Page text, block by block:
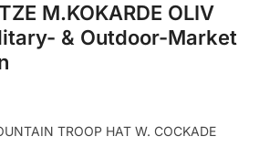
M.KOKARDE OLIV
& Outdoor-Market
TROOP HAT W. COCKADE